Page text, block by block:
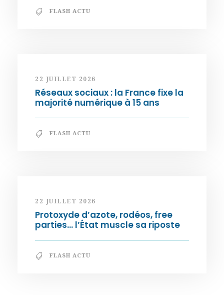
FLASH ACTU
22 JUILLET 2026
Réseaux sociaux : la France fixe la
majorité numérique à 15 ans
FLASH ACTU
22 JUILLET 2026
Protoxyde d’azote, rodéos, free
parties… l’État muscle sa riposte
FLASH ACTU